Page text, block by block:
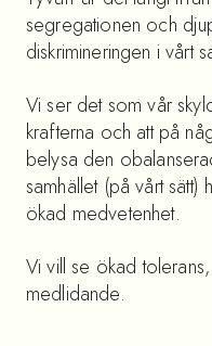
segregationen och
diskrimineringen i vårt
Vi ser det som vår
krafterna och att på
belysa den
samhället (på vårt
ökad medvetenhet.
Vi vill se ökad
medlidande.